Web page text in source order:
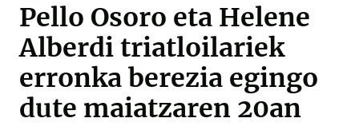
Pello Osoro eta Helene
Alberdi triatloilariek
erronka berezia egingo
dute maiatzaren 20an